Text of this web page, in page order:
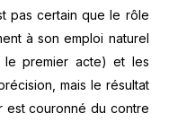
pas certain que le rôle
à son emploi naturel
premier acte) et les
mais le résultat
est couronné du contre